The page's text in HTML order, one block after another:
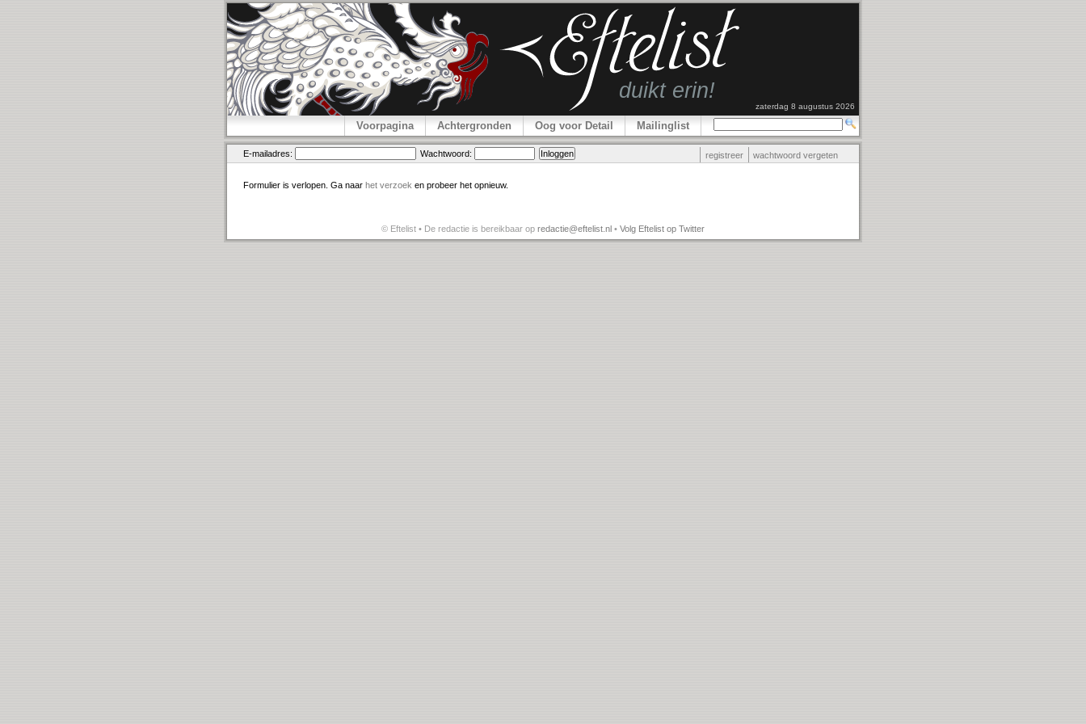
zaterdag 8 augustus 2026
Voorpagina Achtergronden Oog voor Detail Mailinglist
E-mailadres: Wachtwoord: registreer wachtwoord vergeten
Formulier is verlopen. Ga naar het verzoek en probeer het opnieuw.
© Eftelist • De redactie is bereikbaar op redactie@eftelist.nl • Volg Eftelist op Twitter